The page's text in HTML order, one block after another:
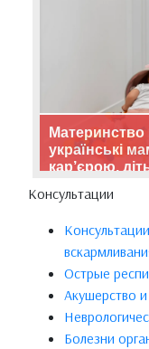
Материнство
українські
кар’єрою,
Консультации
Острые
Акушерство и
Болезни